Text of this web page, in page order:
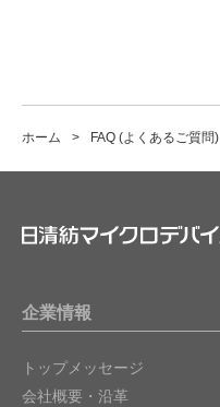
ホーム FAQ (よくあるご質問)
企業情報
トップメッセージ
会社概要・沿革